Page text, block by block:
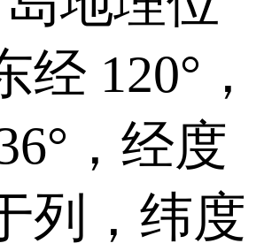
经 120°，
，经度
列，纬度